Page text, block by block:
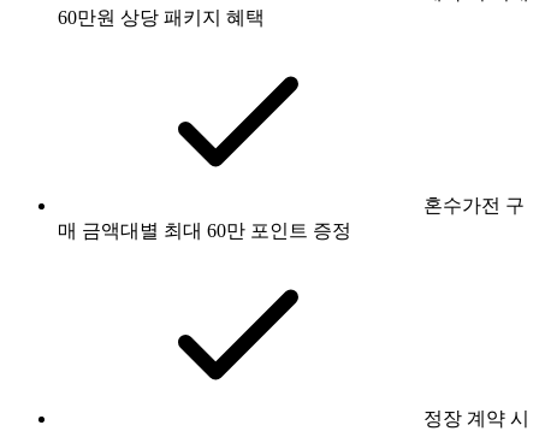
60만원 상당 패키지 혜택
혼수가전 구
매 금액대별 최대 60만 포인트 증정
정장 계약 시